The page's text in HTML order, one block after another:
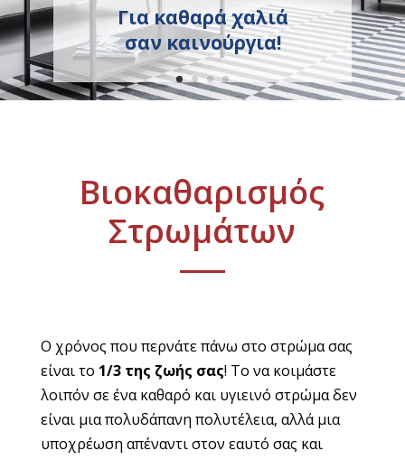
Για καθαρά χαλιά
σαν καινούργια!
Βιοκαθαρισμός
Στρωμάτων
Ο χρόνος που περνάτε πάνω στο στρώμα σας
είναι το 1/3 της ζωής σας! Το να κοιμάστε
λοιπόν σε ένα καθαρό και υγιεινό στρώμα δεν
είναι μια πολυδάπανη πολυτέλεια, αλλά μια
υποχρέωση απέναντι στον εαυτό σας και